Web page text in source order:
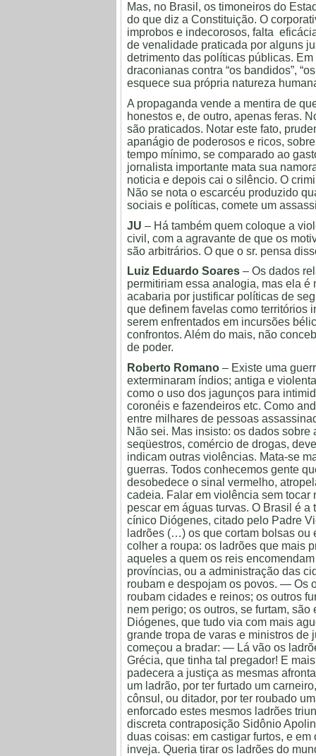
Mas, no Brasil, os timoneiros do
do que diz a Constituição. O
improbos e indecorosos, falta
de venalidade praticada por alguns
detrimento das políticas públicas.
draconianas contra “os bandidos”,
esquece sua própria natureza
A propaganda vende a mentira de
honestos e, de outro, apenas feras.
são praticados. Notar este fato,
apanágio de poderosos e ricos,
tempo mínimo, se comparado ao
jornalista importante mata sua
noticia e depois cai o silêncio. O
Não se nota o escarcéu produzido
sociais e políticas, comete um
JU – Há também quem coloque a
civil, com a agravante de que os
são arbitrários. O que o sr. pensa
Luiz Eduardo Soares – Os dados
permitiriam essa analogia, mas ela
acabaria por justificar políticas de
que definem favelas como territórios
serem enfrentados em incursões
confrontos. Além do mais, não
de poder.
Roberto Romano – Existe uma
exterminaram índios; antiga e
como o uso dos jagunços para
coronéis e fazendeiros etc. Como
entre milhares de pessoas
Não sei. Mas insisto: os dados
seqüestros, comércio de drogas,
indicam outras violências. Mata-se
guerras. Todos conhecemos gente
desobedece o sinal vermelho,
cadeia. Falar em violência sem
pescar em águas turvas. O Brasil é
cínico Diógenes, citado pelo Padre
ladrões (…) os que cortam bolsas ou
colher a roupa: os ladrões que mais
aqueles a quem os reis
províncias, ou a administração das
roubam e despojam os povos. — Os
roubam cidades e reinos; os outros
nem perigo; os outros, se furtam,
Diógenes, que tudo via com mais
grande tropa de varas e ministros de
começou a bradar: — Lá vão os
Grécia, que tinha tal pregador! E
padecera a justiça as mesmas
um ladrão, por ter furtado um
cônsul, ou ditador, por ter roubado
enforcado estes mesmos ladrões
discreta contraposição Sidônio
duas coisas: em castigar furtos, e
inveja. Queria tirar os ladrões do